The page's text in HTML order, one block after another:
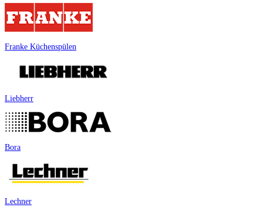
Franke Küchenspülen
Liebherr
Bora
Lechner